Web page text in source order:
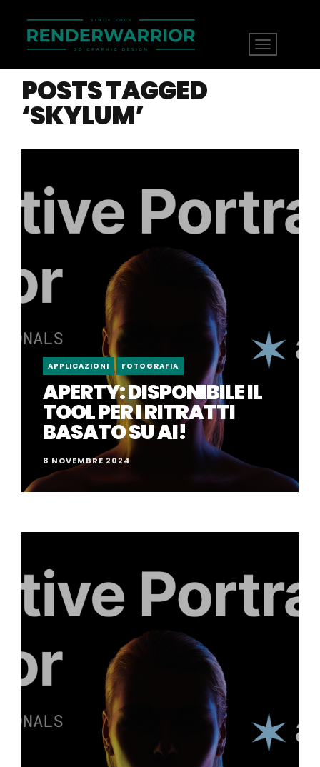
POSTS TAGGED
‘SKYLUM’
APPLICAZIONI FOTOGRAFIA
APERTY: DISPONIBILE IL
TOOL PER I RITRATTI
BASATO SU AI!
8 NOVEMBRE 2024